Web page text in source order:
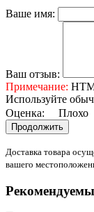
Ваше имя:
Ваш отзыв:
Примечание:
Используйте
Оценка: Плохо
Продолжить
Доставка товара
вашего